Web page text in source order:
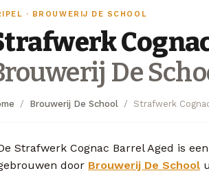
· BROUWERIJ DE SCHOOL
De
Brouwerij De School Strafwerk
Strafwerk Cognac Barrel Aged is
door Brouwerij De School